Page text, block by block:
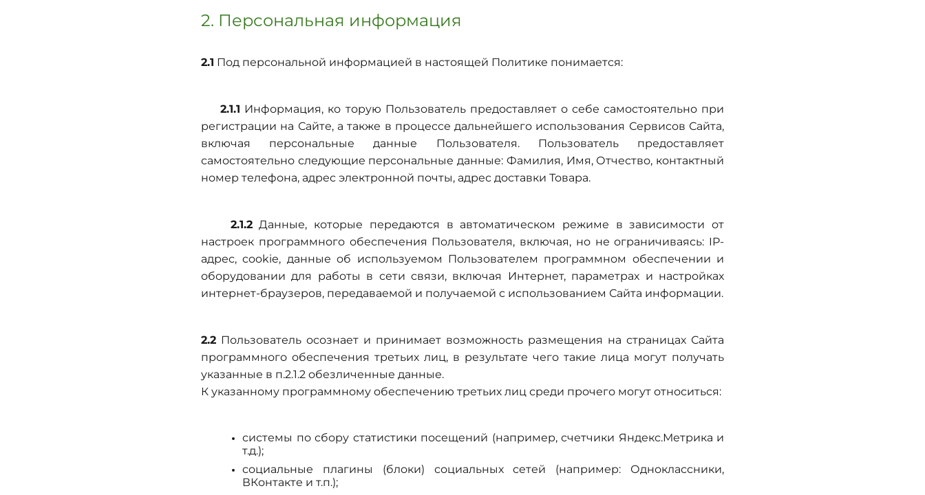
2. Персональная информация
2.1 Под персональной информацией в настоящей Политике понимается:
2.1.1 Информация, ко торую Пользователь предоставляет о себе самостоятельно при
регистрации на Сайте, а также в процессе дальнейшего использования Сервисов Сайта,
включая персональные данные Пользователя. Пользователь предоставляет
самостоятельно следующие персональные данные: Фамилия, Имя, Отчество, контактный
номер телефона, адрес электронной почты, адрес доставки Товара.
2.1.2Данные, которые передаются в автоматическом режиме в зависимости от
настроек программного обеспечения Пользователя, включая, но не ограничиваясь: IP-
адрес, cookie, данные об используемом Пользователем программном обеспечении и
оборудовании для работы в сети связи, включая Интернет, параметрах и настройках
интернет-браузеров, передаваемой и получаемой с использованием Сайта информации.
2.2 Пользователь осознает и принимает возможность размещения на страницах Сайта
программного обеспечения третьих лиц, в результате чего такие лица могут получать
указанные в п.2.1.2 обезличенные данные.
К указанному программному обеспечению третьих лиц среди прочего могут относиться:
системы по сбору статистики посещений (например, счетчики Яндекс.Метрика и
т.д.);
социальные плагины (блоки) социальных сетей (например: Одноклассники,
ВКонтакте и т.п.);